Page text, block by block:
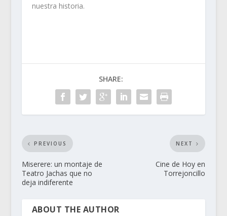
nuestra historia.
SHARE:
PREVIOUS
Miserere: un montaje de
Teatro Jachas que no
deja indiferente
NEXT
Cine de Hoy en
Torrejoncillo
ABOUT THE AUTHOR